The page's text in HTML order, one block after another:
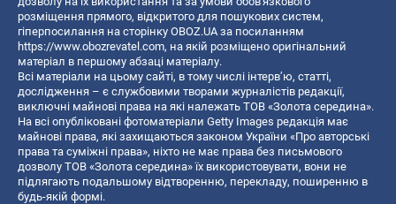
розміщення прямого, відкритого для пошукових систем,
гіперпосилання на сторінку OBOZ.UA за посиланням
https://www.obozrevatel.com, на якій розміщено оригінальний
матеріал в першому абзаці матеріалу.
Всі матеріали на цьому сайті, в тому числі інтерв’ю, статті,
дослідження – є службовими творами журналістів редакції,
виключні майнові права на які належать ТОВ «Золота середина».
На всі опубліковані фотоматеріали Getty Images редакція має
майнові права, які захищаються законом України «Про авторські
права та суміжні права», ніхто не має права без письмового
дозволу ТОВ «Золота середина» їх використовувати, вони не
підлягають подальшому відтворенню, перекладу, поширенню в
будь-якій формі.